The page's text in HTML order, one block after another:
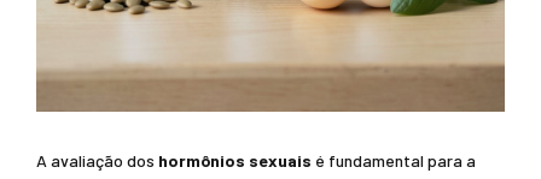
A avaliação dos hormônios sexuais é fundamental para a